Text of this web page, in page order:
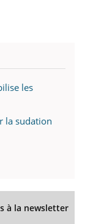
les
la sudation
à la newsletter